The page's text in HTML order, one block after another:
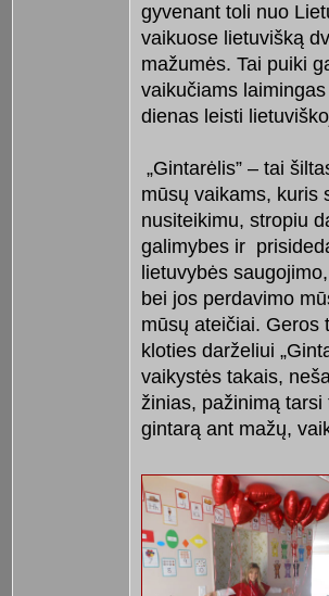
gyvenant toli nuo
vaikuose lietuvišką
mažumės. Tai puiki
vaikučiams
dienas leisti
„Gintarėlis” – tai
mūsų vaikams, kuris
nusiteikimu, stropiu
galimybes ir
lietuvybės
bei jos perdavimo
mūsų ateičiai. Geros
kloties darželiui
vaikystės takais,
žinias, pažinimą tarsi
gintarą ant mažų,